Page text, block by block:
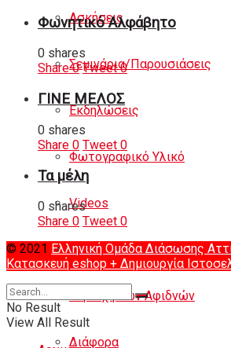
Ασκήσεις
Σεμινάρια/Παρουσιάσεις
Εκδηλώσεις
Φωτογραφικό Υλικό
Videos
ΕΟΔΑ – Εξειδικευμένος
περιοχή των Αφιδνών
Διάφορα
Φωνητικό Αλφάβητο
0 shares
Share 0 Tweet 0
ΓΙΝΕ ΜΕΛΟΣ
0 shares
Share 0 Tweet 0
Τα μέλη
0 shares
Share 0 Tweet 0
© 2021 Ελληνική Ομάδα Διάσωσης
Κατασκευή eshop + Δημιουργία
No Result
View All Result